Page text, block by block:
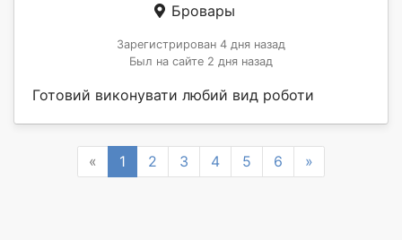
Бровары
Зарегистрирован 4 дня назад
Был на сайте 2 дня назад
Готовий виконувати любий вид роботи
« Previous
1 2 3 4 5 6 »